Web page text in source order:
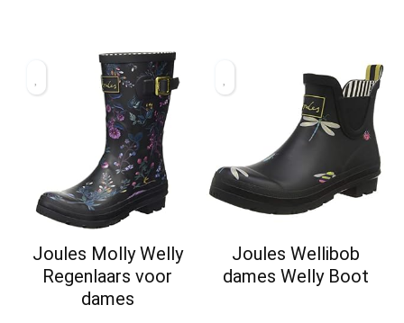
Joules Molly Welly
Regenlaars voor
dames
Joules Wellibob
dames Welly Boot